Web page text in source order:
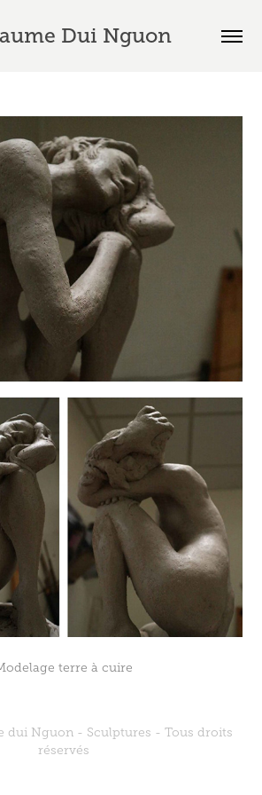
Dui Nguon
terre à cuire
dui Nguon - Sculptures - Tous droits
réservés